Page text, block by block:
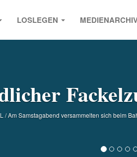
LOSLEGEN
/ Am Samstagabend versammelten sich beim